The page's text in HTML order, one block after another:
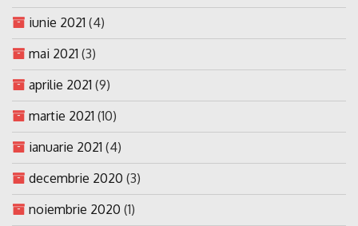
iunie 2021 (4)
mai 2021 (3)
aprilie 2021 (9)
martie 2021 (10)
ianuarie 2021 (4)
decembrie 2020 (3)
noiembrie 2020 (1)